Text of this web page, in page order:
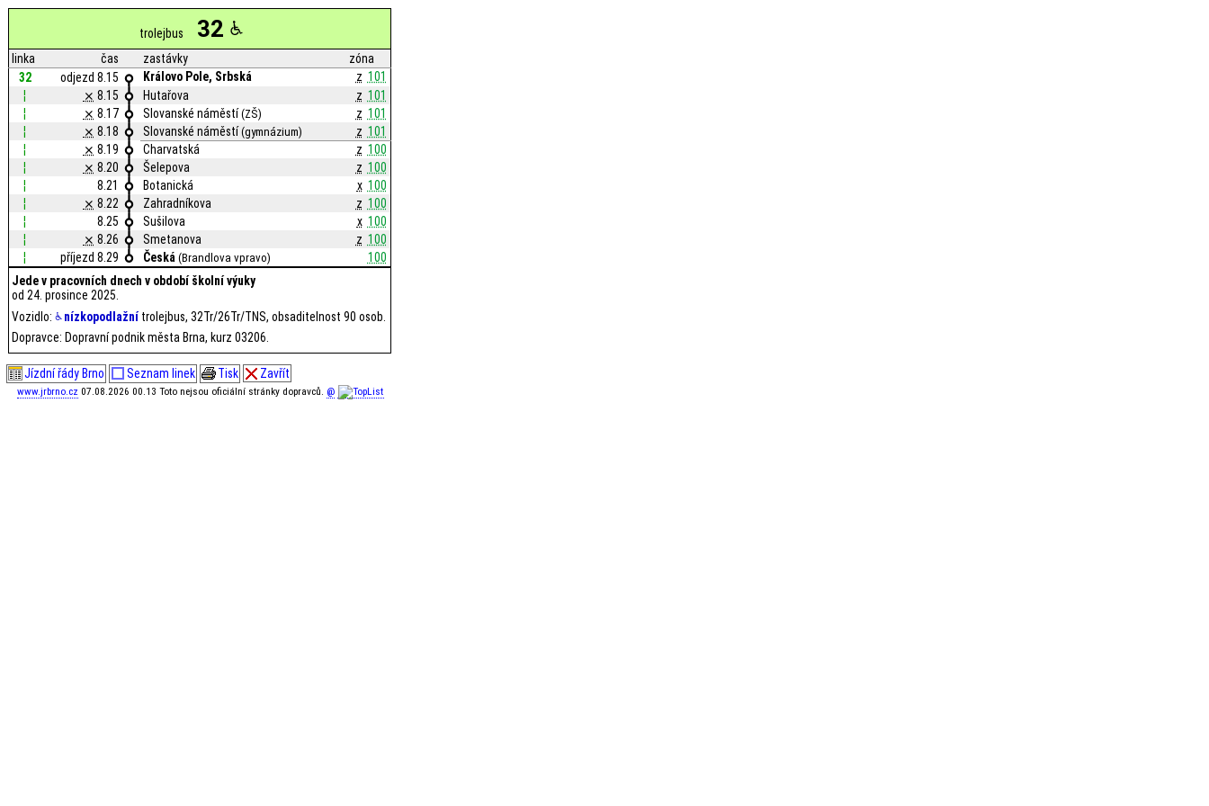
trolejbus 32
linka čas zastávky
zóna
32
odjezd 8.15 Královo Pole, Srbská z 101
¦
⨯ 8.15 Hutařova z 101
¦
⨯ 8.17 Slovanské náměstí(ZŠ) z 101
¦
⨯ 8.18 Slovanské náměstí(gymnázium) z 101
¦
⨯ 8.19 Charvatská z 100
¦
⨯ 8.20 Šelepova z 100
¦
8.21 Botanická x 100
¦
⨯ 8.22 Zahradníkova z 100
¦
8.25 Sušilova x 100
¦
⨯ 8.26 Smetanova z 100
¦
příjezd 8.29 Česká (Brandlova vpravo)
100
Jede v pracovních dnech v období školní výuky
od 24. prosince 2025.
Vozidlo: nízkopodlažnítrolejbus, 32Tr/26Tr/TNS, obsaditelnost 90 osob.
Dopravce: Dopravní podnik města Brna, kurz 03206.
Jízdní řády Brno Seznam linek Tisk Zavřít
www.jrbrno.cz 07.08.2026 00.13 Toto nejsou oficiální stránky dopravců. @